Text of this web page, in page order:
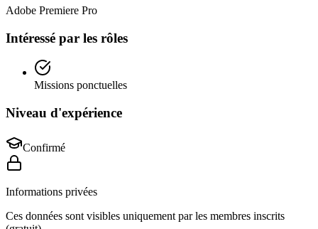
Adobe Premiere Pro
Intéressé par les rôles
Missions ponctuelles
Niveau d'expérience
Confirmé
Informations privées
Ces données sont visibles uniquement par les membres inscrits